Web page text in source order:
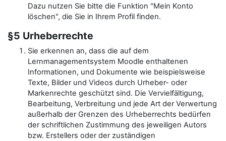
Dazu nutzen Sie bitte die Funktion "Mein Konto
löschen", die Sie in Ihrem Profil finden.
§5 Urheberrechte
Sie erkennen an, dass die auf dem
Lernmanagementsystem Moodle enthaltenen
Informationen, und Dokumente wie beispielsweise
Texte, Bilder und Videos durch Urheber- oder
Markenrechte geschützt sind. Die Vervielfältigung,
Bearbeitung, Verbreitung und jede Art der Verwertung
außerhalb der Grenzen des Urheberrechts bedürfen
der schriftlichen Zustimmung des jeweiligen Autors
bzw. Erstellers oder der zuständigen